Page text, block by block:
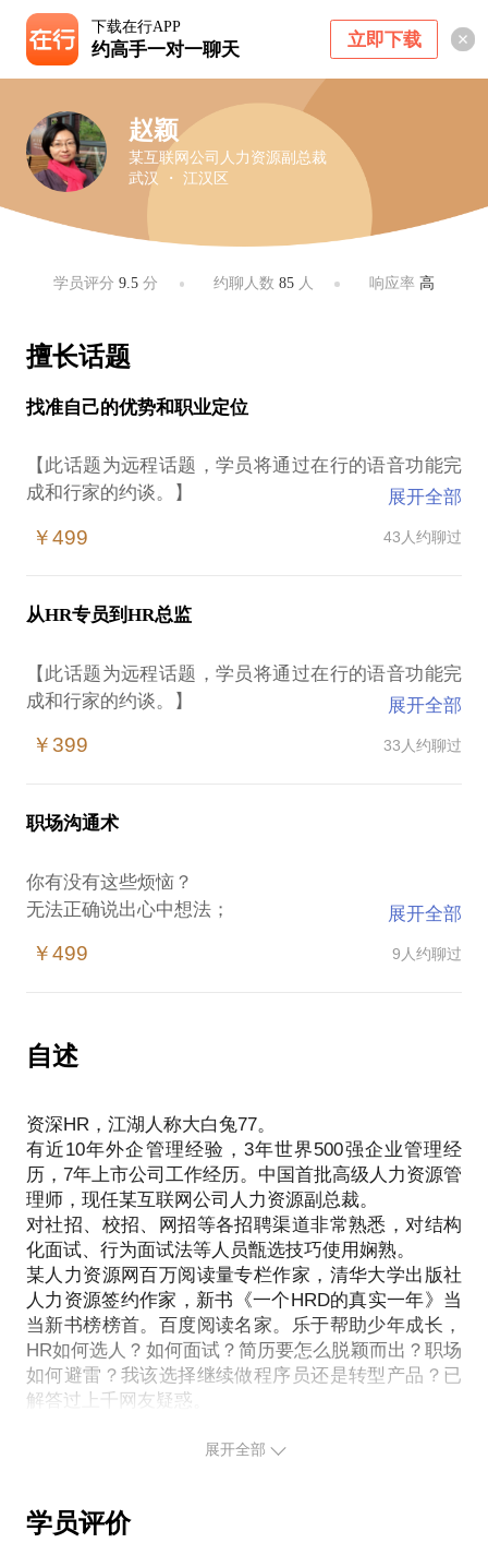
下载在行APP
约高手一对一聊天 立即下载
赵颖
某互联网公司人力资源副总裁
武汉 ・ 江汉区
学员评分9.5 分 约聊人数 85人 响应率 高
擅长话题
找准自己的优势和职业定位
【此话题为远程话题，学员将通过在行的语音功能完
成和行家的约谈。】
不是你不够好，只是你不知道自己想做什么；
知道去哪里找，却不知道怎么打动面试官；
打动了面试官，玛尼，领导是奇葩！
容，从各个角度走通职场之路：
找准自己的优势和职业定位；
漂亮的简历打动HR；
我纵横HR界20年，横跨快消、餐饮、软件、互联网、
展开全部
￥499 43人约聊过
从HR专员到HR总监
【此话题为远程话题，学员将通过在行的语音功能完
成和行家的约谈。】
工作1、3、5年，还是初级HR，不知道如何提升自
卡在事务性工作中，不知道如何成为战略型HR?
讲师，清华大学出版社人力资源签约作家
我愿意与你分享的内容包括：
竟一小时的谈话只能解决一个小问题。请把你的问题
提前发给我，方便我做更精确的准备，提升见面效
展开全部
￥399 33人约聊过
职场沟通术
你有没有这些烦恼？
无法正确说出心中想法；
和领导、同事沟通困难。
从大舌头到资深HR、培训师、沟通达人；
从社交恐惧到专栏作家、畅销书作家；
我愿意与你分享的内容包括：
科学训练，60分钟见效；
附赠实用练习册，对付大多数尴尬场景；
从“心”开始，好好说话。
PS.在选择与我见面前，请把你的问题更具体化。毕
竟一小时的谈话只能解决一个小问题。请把你的问题
提前发给我，方便我做更精确的准备，提升见面效
展开全部
￥499 9人约聊过
自述
资深HR，江湖人称大白兔77。
有近10年外企管理经验，3年世界500强企业管理经
历，7年上市公司工作经历。中国首批高级人力资源管
理师，现任某互联网公司人力资源副总裁。
对社招、校招、网招等各招聘渠道非常熟悉，对结构
化面试、行为面试法等人员甑选技巧使用娴熟。
某人力资源网百万阅读量专栏作家，清华大学出版社
人力资源签约作家，新书《一个HRD的真实一年》当
当新书榜榜首。百度阅读名家。乐于帮助少年成长，
HR如何选人？如何面试？简历要怎么脱颖而出？职场
如何避雷？我该选择继续做程序员还是转型产品？已
展开全部
学员评价